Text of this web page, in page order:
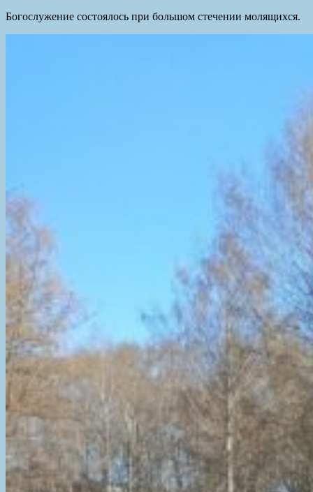
Богослужение состоялось при большом стечении молящихся.